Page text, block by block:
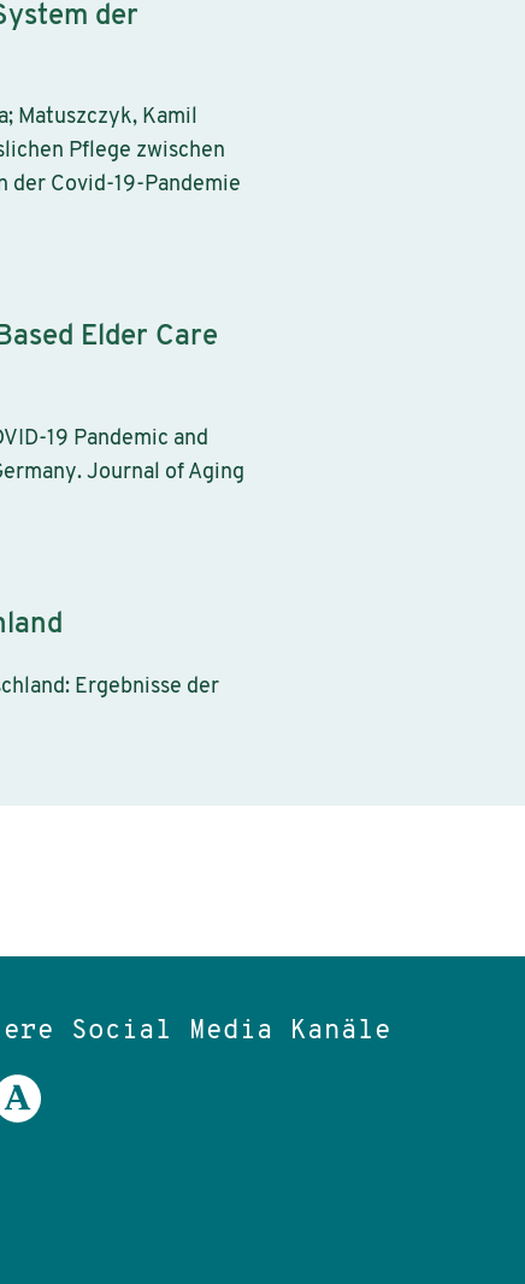
der
Matuszczyk, Kamil
Pflege zwischen
der Covid-19-Pandemie
Elder Care
19 Pandemic and
Journal of Aging
Ergebnisse der
Social Media Kanäle